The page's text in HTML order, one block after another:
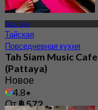
Паттайя
Тайская
Повседневная кухня
Tah Siam Music Cafe
(Pattaya)
Новое
4.8
От฿ 572